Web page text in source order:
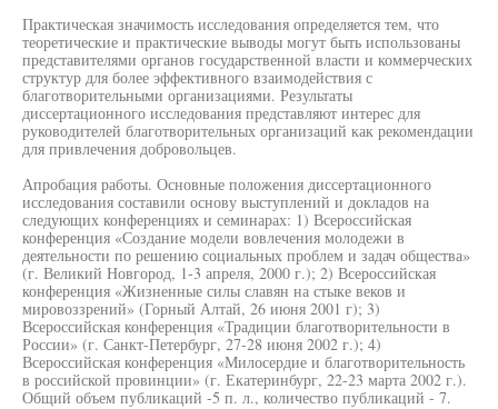
Практическая значимость исследования определяется тем, что
теоретические и практические выводы могут быть использованы
представителями органов государственной власти и коммерческих
структур для более эффективного взаимодействия с
благотворительными организациями. Результаты
диссертационного исследования представляют интерес для
руководителей благотворительных организаций как рекомендации
для привлечения добровольцев.
Апробация работы. Основные положения диссертационного
исследования составили основу выступлений и докладов на
следующих конференциях и семинарах: 1) Всероссийская
конференция «Создание модели вовлечения молодежи в
деятельности по решению социальных проблем и задач общества»
(г. Великий Новгород, 1-3 апреля, 2000 г.); 2) Всероссийская
конференция «Жизненные силы славян на стыке веков и
мировоззрений» (Горный Алтай, 26 июня 2001 г); 3)
Всероссийская конференция «Традиции благотворительности в
России» (г. Санкт-Петербург, 27-28 июня 2002 г.); 4)
Всероссийская конференция «Милосердие и благотворительность
в российской провинции» (г. Екатеринбург, 22-23 марта 2002 г.).
Общий объем публикаций -5 п. л., количество публикаций - 7.